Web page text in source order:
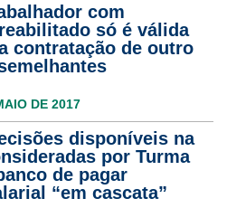
com
só é válida
contratação de outro
DE 2017
disponíveis na
por Turma
de pagar
“em cascata”